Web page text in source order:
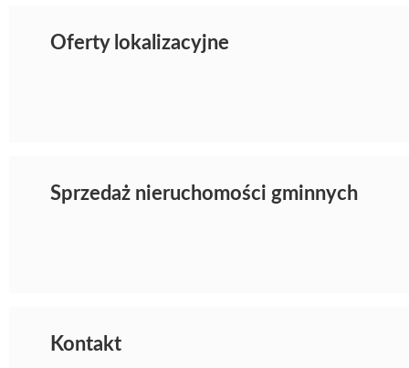
Oferty lokalizacyjne
Sprzedaż nieruchomości gminnych
Kontakt